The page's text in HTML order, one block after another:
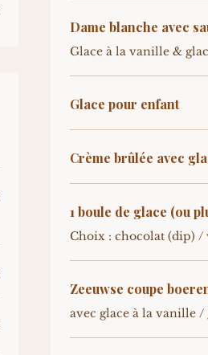
Dame blanche avec
Glace à la vanille &
Glace pour enfant
Crème brûlée avec
1 boule de glace (ou
Choix : chocolat (dip) /
avec glace à la vanille